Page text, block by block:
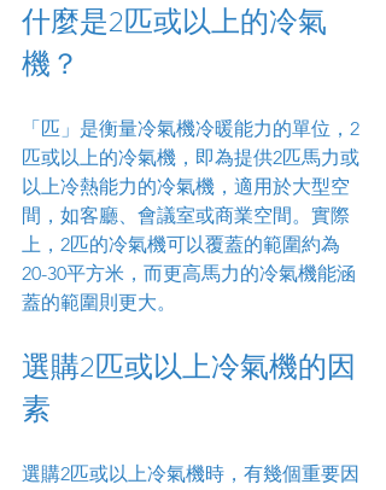
什麼是2匹或以上的冷氣
機？
「匹」是衡量冷氣機冷暖能力的單位，2
匹或以上的冷氣機，即為提供2匹馬力或
以上冷熱能力的冷氣機，適用於大型空
間，如客廳、會議室或商業空間。實際
上，2匹的冷氣機可以覆蓋的範圍約為
20-30平方米，而更高馬力的冷氣機能涵
蓋的範圍則更大。
選購2匹或以上冷氣機的因
素
選購2匹或以上冷氣機時，有幾個重要因